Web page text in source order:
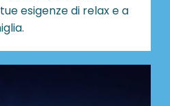
esigenze di relax e a